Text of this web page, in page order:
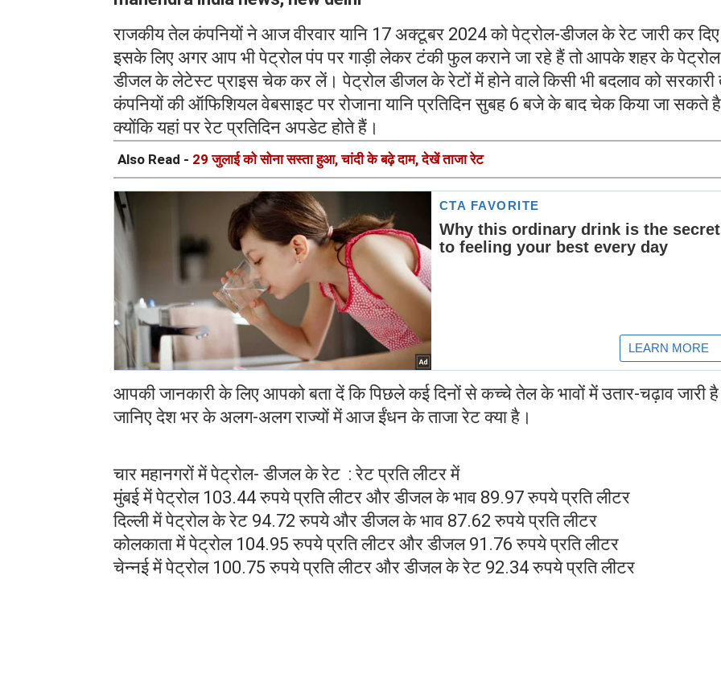
राजकीय तेल कंपनियों ने आज वीरवार यानि 17 अक्टूबर 2024 को पेट्रोल-डीजल के रेट जारी कर
इसके लिए अगर आप भी पेट्रोल पंप पर गाड़ी लेकर टंकी फुल कराने जा रहे हैं तो आपके शहर के
डीजल के लेटेस्ट प्राइस चेक कर लें। पेट्रोल डीजल के रेटों में होने वाले किसी भी बदलाव को
कंपनियों की ऑफिशियल वेबसाइट पर रोजाना यानि प्रतिदिन सुबह 6 बजे के बाद चेक किया जा सकते
क्योंकि यहां पर रेट प्रतिदिन अपडेट होते हैं।
Also Read - 29 जुलाई को सोना सस्ता हुआ, चांदी के बढ़े दाम, देखें ताजा रेट
आपकी जानकारी के लिए आपको बता दें कि पिछले कई दिनों से कच्चे तेल के भावों में उतार-चढ़ाव जारी
जानिए देश भर के अलग-अलग राज्यों में आज ईंधन के ताजा रेट क्या है।
चार महानगरों में पेट्रोल- डीजल के रेट : रेट प्रति लीटर में
मुंबई में पेट्रोल 103.44 रुपये प्रति लीटर और डीजल के भाव 89.97 रुपये प्रति लीटर
दिल्ली में पेट्रोल के रेट 94.72 रुपये और डीजल के भाव 87.62 रुपये प्रति लीटर
कोलकाता में पेट्रोल 104.95 रुपये प्रति लीटर और डीजल 91.76 रुपये प्रति लीटर
चेन्नई में पेट्रोल 100.75 रुपये प्रति लीटर और डीजल के रेट 92.34 रुपये प्रति लीटर